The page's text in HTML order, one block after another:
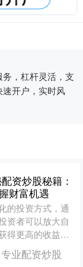
，杠杆灵活，支
开户，实时风
资炒股秘籍：
财富机遇
的投资方式，通
资者可以放大自
得更高的收益。
一定的风险，需
....
专业配资炒股